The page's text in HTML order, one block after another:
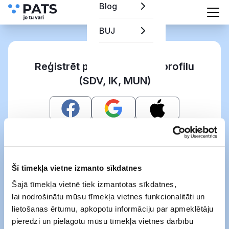
Šī tīmekļa vietne izmanto sīkdatnes
Šajā tīmekļa vietnē tiek izmantotas sīkdatnes,
lai nodrošinātu mūsu tīmekļa vietnes funkcionalitāti un
lietošanas ērtumu, apkopotu informāciju par apmeklētāju
pieredzi un pielāgotu mūsu tīmekļa vietnes darbību
Blog
BUJ
Reģistrēt pašnodarbinātā profilu
(SDV, IK, MUN)
Ar šo es apliecinu, ka esmu iepazinies(-
usies) ar Pats lietošanas noteikumiem
Pats cenrādi, Vairāk